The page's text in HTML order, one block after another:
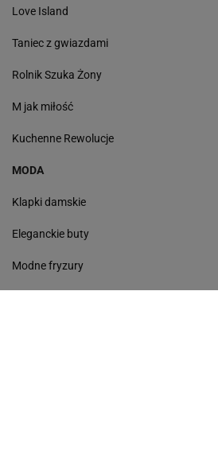
Love Island
Taniec z gwiazdami
Rolnik Szuka Żony
M jak miłość
Kuchenne Rewolucje
MODA
Klapki damskie
Eleganckie buty
Modne fryzury